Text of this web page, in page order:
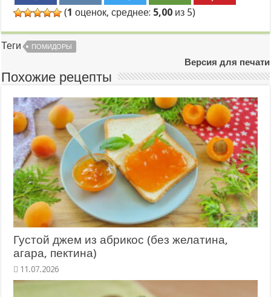
(1 оценок, среднее: 5,00 из 5)
Теги ПОМИДОРЫ
Версия для печати
Похожие рецепты
Густой джем из абрикос (без желатина,
агара, пектина)
11.07.2026